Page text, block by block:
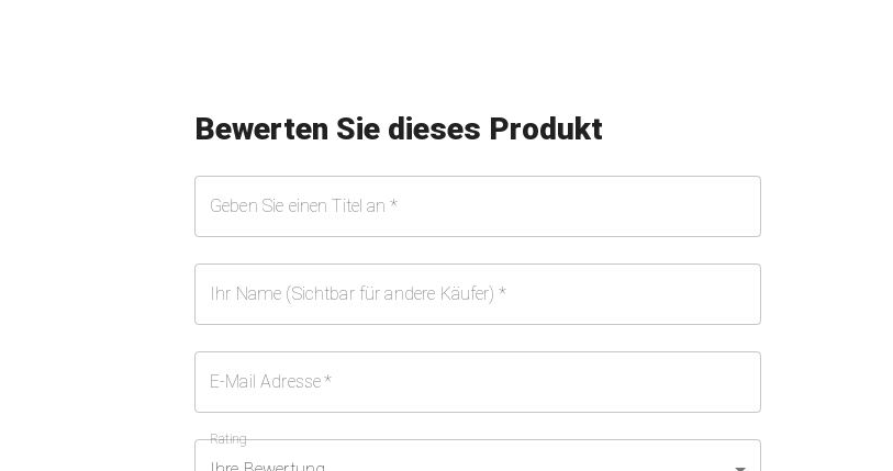
Bewerten Sie dieses Produkt
Geben Sie einen Titel an *
Ihr Name (Sichtbar für andere Käufer) *
E-Mail Adresse*
Rating